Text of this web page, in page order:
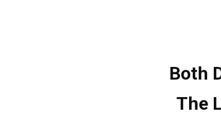
Both
The